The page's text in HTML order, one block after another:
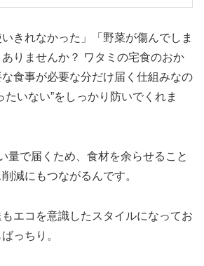
きれなかった」「野菜が傷んでしま
りませんか？ ワタミの宅食のおか
食事が必要な分だけ届く仕組みなの
たいない”をしっかり防いでくれま
量で届くため、食材を余らせること
減にもつながるんです。
エコを意識したスタイルになってお
っちり。